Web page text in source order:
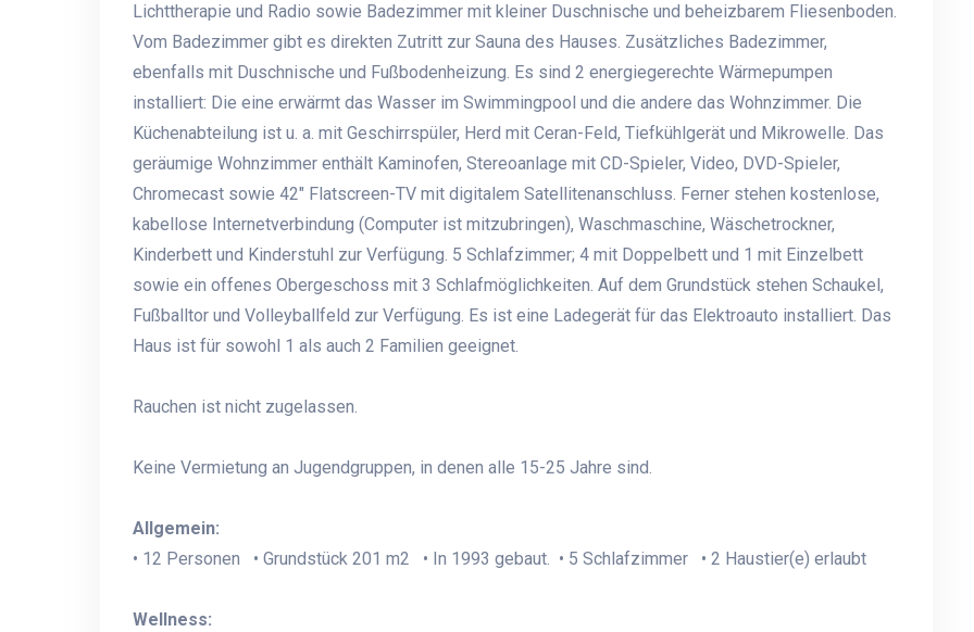
Lichttherapie und Radio sowie Badezimmer mit kleiner Duschnische und beheizbarem Fliesenboden.
Vom Badezimmer gibt es direkten Zutritt zur Sauna des Hauses. Zusätzliches Badezimmer,
ebenfalls mit Duschnische und Fußbodenheizung. Es sind 2 energiegerechte Wärmepumpen
installiert: Die eine erwärmt das Wasser im Swimmingpool und die andere das Wohnzimmer. Die
Küchenabteilung ist u. a. mit Geschirrspüler, Herd mit Ceran-Feld, Tiefkühlgerät und Mikrowelle. Das
geräumige Wohnzimmer enthält Kaminofen, Stereoanlage mit CD-Spieler, Video, DVD-Spieler,
Chromecast sowie 42" Flatscreen-TV mit digitalem Satellitenanschluss. Ferner stehen kostenlose,
kabellose Internetverbindung (Computer ist mitzubringen), Waschmaschine, Wäschetrockner,
Kinderbett und Kinderstuhl zur Verfügung. 5 Schlafzimmer; 4 mit Doppelbett und 1 mit Einzelbett
sowie ein offenes Obergeschoss mit 3 Schlafmöglichkeiten. Auf dem Grundstück stehen Schaukel,
Fußballtor und Volleyballfeld zur Verfügung. Es ist eine Ladegerät für das Elektroauto installiert. Das
Haus ist für sowohl 1 als auch 2 Familien geeignet.
Rauchen ist nicht zugelassen.
Keine Vermietung an Jugendgruppen, in denen alle 15-25 Jahre sind.
Allgemein:
• 12 Personen • Grundstück 201 m2 • In 1993 gebaut. • 5 Schlafzimmer • 2 Haustier(e) erlaubt
Wellness: